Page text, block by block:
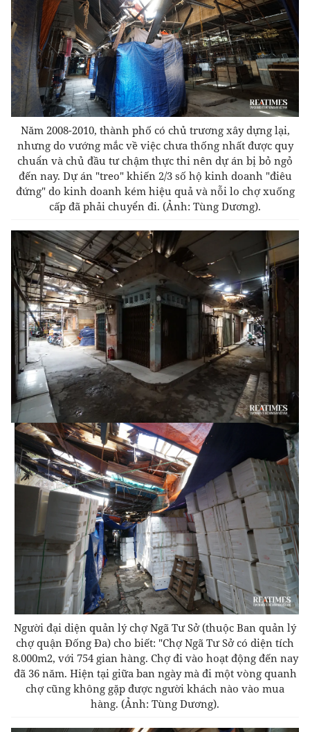
Năm 2008-2010, thành phố có chủ trương xây dựng lại,
nhưng do vướng mắc về việc chưa thống nhất được quy
chuẩn và chủ đầu tư chậm thực thi nên dự án bị bỏ ngỏ
đến nay. Dự án "treo" khiến 2/3 số hộ kinh doanh "điêu
đứng" do kinh doanh kém hiệu quả và nỗi lo chợ xuống
cấp đã phải chuyển đi. (Ảnh: Tùng Dương).
Người đại diện quản lý chợ Ngã Tư Sở (thuộc Ban quản lý
chợ quận Đống Đa) cho biết: "Chợ Ngã Tư Sở có diện tích
8.000m2, với 754 gian hàng. Chợ đi vào hoạt động đến nay
đã 36 năm. Hiện tại giữa ban ngày mà đi một vòng quanh
chợ cũng không gặp được người khách nào vào mua
hàng. (Ảnh: Tùng Dương).